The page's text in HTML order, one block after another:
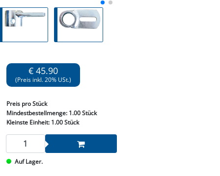
€ 45.90
(Preis inkl. 20% USt.)
Preis pro Stück
Mindestbestellmenge: 1.00 Stück
Kleinste Einheit:1.00 Stück
Auf Lager.